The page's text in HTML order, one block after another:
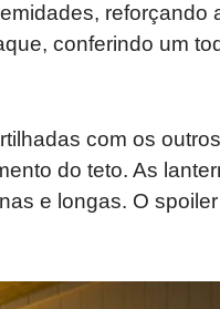
reforçando
conferindo um
com os
do teto. As
e longas. O